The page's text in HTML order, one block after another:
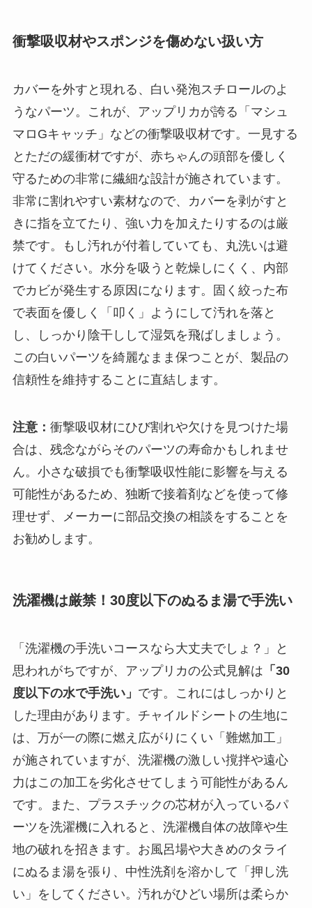
衝撃吸収材やスポンジを傷めない扱い方
カバーを外すと現れる、白い発泡スチロールのよ
うなパーツ。これが、アップリカが誇る「マシュ
マロGキャッチ」などの衝撃吸収材です。一見する
とただの緩衝材ですが、赤ちゃんの頭部を優しく
守るための非常に繊細な設計が施されています。
非常に割れやすい素材なので、カバーを剥がすと
きに指を立てたり、強い力を加えたりするのは厳
禁です。もし汚れが付着していても、丸洗いは避
けてください。水分を吸うと乾燥しにくく、内部
でカビが発生する原因になります。固く絞った布
で表面を優しく「叩く」ようにして汚れを落と
し、しっかり陰干しして湿気を飛ばしましょう。
この白いパーツを綺麗なまま保つことが、製品の
信頼性を維持することに直結します。
注意： 衝撃吸収材にひび割れや欠けを見つけた場
合は、残念ながらそのパーツの寿命かもしれませ
ん。小さな破損でも衝撃吸収性能に影響を与える
可能性があるため、独断で接着剤などを使って修
理せず、メーカーに部品交換の相談をすることを
お勧めします。
洗濯機は厳禁！30度以下のぬるま湯で手洗い
「洗濯機の手洗いコースなら大丈夫でしょ？」と
思われがちですが、アップリカの公式見解は 「30
度以下の水で手洗い」 です。これにはしっかりと
した理由があります。チャイルドシートの生地に
は、万が一の際に燃え広がりにくい「難燃加工」
が施されていますが、洗濯機の激しい撹拌や遠心
力はこの加工を劣化させてしまう可能性があるん
です。また、プラスチックの芯材が入っているパ
ーツを洗濯機に入れると、洗濯機自体の故障や生
地の破れを招きます。お風呂場や大きめのタライ
にぬるま湯を張り、中性洗剤を溶かして「押し洗
い」をしてください。汚れがひどい場所は柔らか